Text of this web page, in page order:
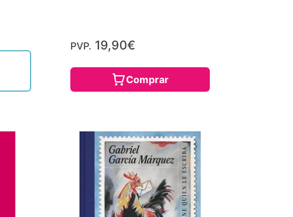
PVP. 19,90€
Comprar